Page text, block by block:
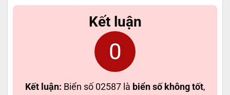
Kết luận
0
Kết luận: Biển số 02587 là biển số không tốt,